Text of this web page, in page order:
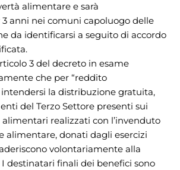
alimentare e sarà
anni nei comuni capoluogo delle
da identificarsi a seguito di accordo
3 del decreto in esame
che per “reddito
la distribuzione gratuita,
del Terzo Settore presenti sui
realizzati con l’invenduto
alimentare, donati dagli esercizi
volontariamente alla
destinatari finali dei benefici sono